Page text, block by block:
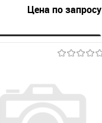
Цена по запросу
Запросить цену
Купить в 1
сравнению
В избранное
Под заказ